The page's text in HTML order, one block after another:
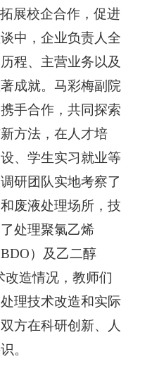
展校企合作，促进
中， 企业负责人全
程、主营业务以及
成就。马彩梅副院
携手合作，共同探索
方法， 在人才培
、学生实习就业等
调研团队实地考察了
废液处理场所，技
处理聚氯乙烯
）及乙二醇
改造情况， 教师们
理技术改造和实际
双方在科研创新、人
。